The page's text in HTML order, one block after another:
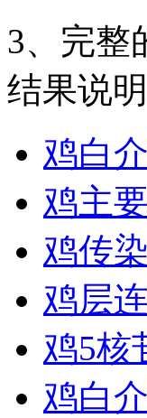
3、完整
结果说明
鸡白
鸡主
鸡传
鸡层
鸡5核
鸡白